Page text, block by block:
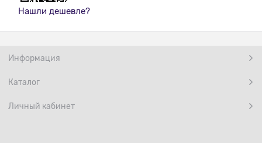
Нашли дешевле?
Информация
Каталог
Личный кабинет